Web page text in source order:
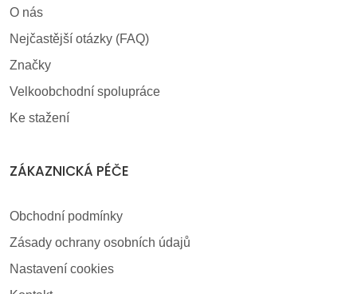
O nás
Nejčastější otázky (FAQ)
Značky
Velkoobchodní spolupráce
Ke stažení
ZÁKAZNICKÁ PÉČE
Obchodní podmínky
Zásady ochrany osobních údajů
Nastavení cookies